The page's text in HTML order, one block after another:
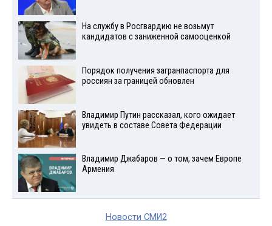
На службу в Росгвардию не возьмут
кандидатов с заниженной самооценкой
Порядок получения загранпаспорта для
россиян за границей обновлен
Владимир Путин рассказал, кого ожидает
увидеть в составе Совета Федерации
Владимир Джабаров — о том, зачем Европе
Армения
Новости СМИ2